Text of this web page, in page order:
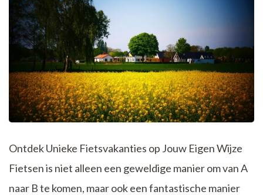
Ontdek Unieke Fietsvakanties op Jouw Eigen Wijze
Fietsen is niet alleen een geweldige manier om van A
naar B te komen, maar ook een fantastische manier